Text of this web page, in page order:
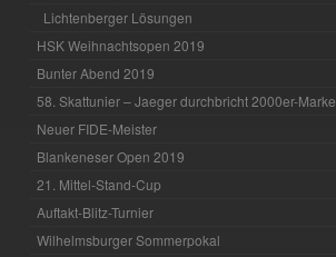
Lichtenberger Lösungen
HSK Weihnachtsopen 2019
Bunter Abend 2019
58. Skattunier – Jaeger durchbricht 2000er-Marke
Neuer FIDE-Meister
Blankeneser Open 2019
21. Mittel-Stand-Cup
Auftakt-Blitz-Turnier
Wilhelmsburger Sommerpokal